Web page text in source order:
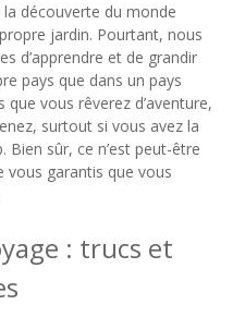
découverte du monde
jardin. Pourtant, nous
d’apprendre et de grandir
pays que dans un pays
vous rêverez d’aventure,
surtout si vous avez la
sûr, ce n’est peut-être
vous garantis que vous
: trucs et